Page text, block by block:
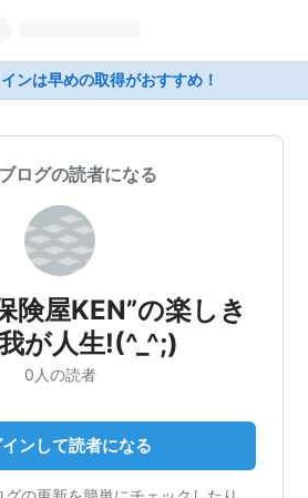
ンは早めの取得がおすすめ！
ログの読者になる
険屋KEN”の楽しき
が人生!(^_^;)
0人の読者
ンして読者になる